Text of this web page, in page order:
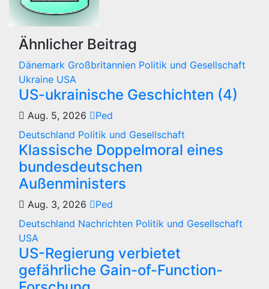
Ähnlicher Beitrag
Dänemark Großbritannien Politik und Gesellschaft
Ukraine USA
US-ukrainische Geschichten (4)
Aug. 5, 2026
Ped
Deutschland Politik und Gesellschaft
Klassische Doppelmoral eines
bundesdeutschen
Außenministers
Aug. 3, 2026
Ped
Deutschland Nachrichten Politik und Gesellschaft
USA
US-Regierung verbietet
gefährliche Gain-of-Function-